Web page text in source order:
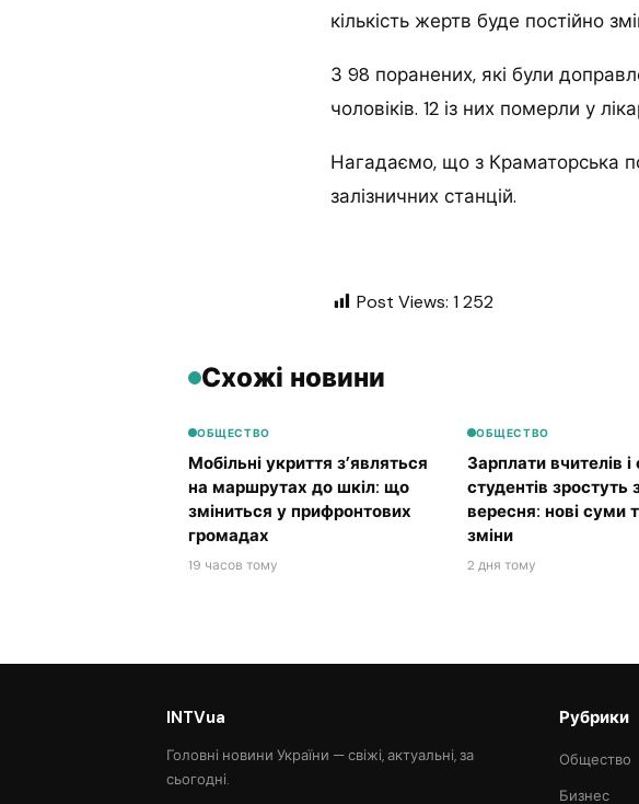
кількість жертв буде постійно
З 98 поранених, які були
чоловіків. 12 із них померли у
Нагадаємо, що з Краматорська
залізничних станцій.
Post Views: 1 252
Схожі новини
ОБЩЕСТВО
Мобільні укриття з’являться
на маршрутах до шкіл: що
зміниться у прифронтових
громадах
19 часов тому
ОБЩЕСТВО
Зарплати вчителів і
студентів зростуть
вересня: нові суми
зміни
2 дня тому
INTVua
Головні новини України — свіжі, актуальні, за
сьогодні.
Рубрики
Общество
Бизнес